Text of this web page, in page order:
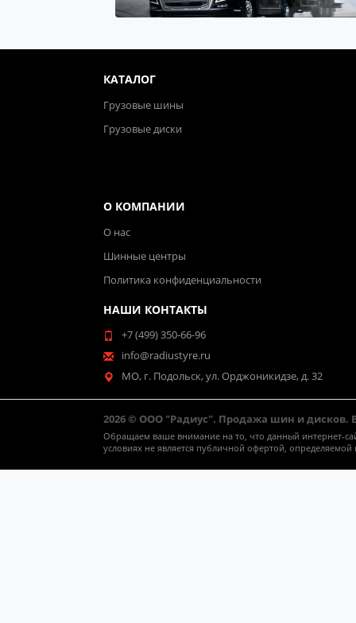
КАТАЛОГ
Грузовые шины
Грузовые диски
О КОМПАНИИ
О нас
Шинные центры
Политика конфиденциальности
НАШИ КОНТАКТЫ
+7 (499) 350-66-96
info@radiustyre.ru
МО, г. Подольск, ул. Орджоникидзе, д. 32
2026 © ООО "Радиус". Продажа шин и дисков.
Обращаем ваше внимание на то, что данный интернет-
условиях не является публичной офертой,